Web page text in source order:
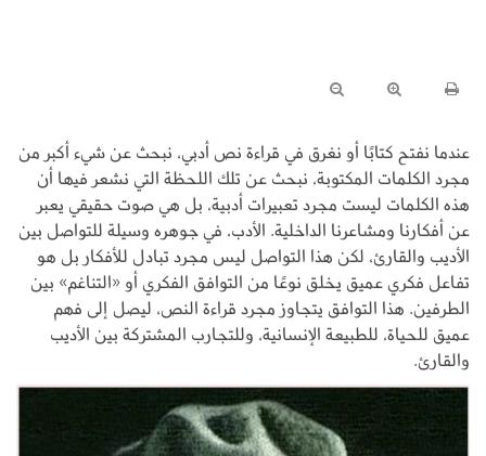
عندما نفتح كتابًا أو نغرق في قراءة نص أدبي، نبحث عن شيء أكبر من
مجرد الكلمات المكتوبة، نبحث عن تلك اللحظة التي نشعر فيها أن
هذه الكلمات ليست مجرد تعبيرات أدبية، بل هي صوت حقيقي يعبر
عن أفكارنا ومشاعرنا الداخلية. الأدب، في جوهره وسيلة للتواصل بين
الأديب والقارئ، لكن هذا التواصل ليس مجرد تبادل للأفكار بل هو
تفاعل فكري عميق يخلق نوعًا من التوافق الفكري أو «التناغم» بين
الطرفين. هذا التوافق يتجاوز مجرد قراءة النص، ليصل إلى فهم
عميق للحياة، للطبيعة الإنسانية، وللتجارب المشتركة بين الأديب
والقارئ.